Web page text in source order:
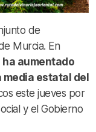
de
Murcia. En
ha aumentado
media estatal del
este jueves por
y el Gobierno